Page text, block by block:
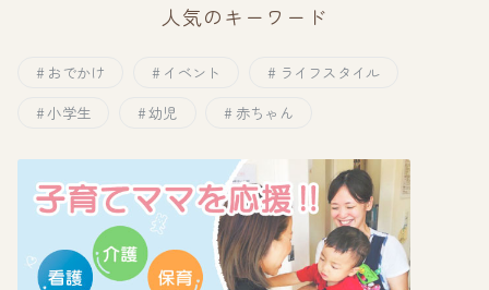
人気のキーワード
おでかけ イベント
ライフスタイル
小学生
幼児 赤ちゃん